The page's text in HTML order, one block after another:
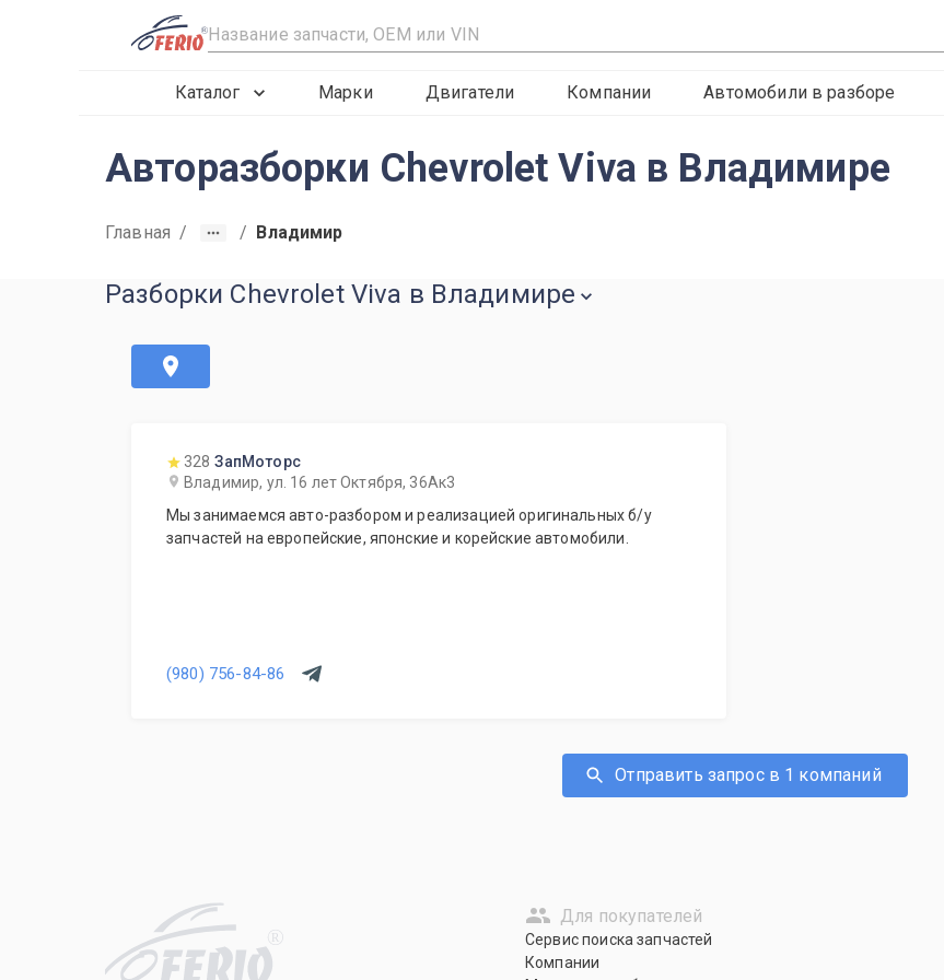
R
Каталог Марки Двигатели Компании Автомобили в разборе
Авторазборки Chevrolet Viva в Владимире
Главная / / Владимир
Разборки Chevrolet Viva в Владимире
328 ЗапМоторс
Владимир, ул. 16 лет Октября, 36Ак3
Мы занимаемся авто-разбором и реализацией оригинальных б/у
запчастей на европейские, японские и корейские автомобили.
(980) 756-84-86
Отправить запрос в 1 компаний
R
Для покупателей
Сервис поиска запчастей
Компании